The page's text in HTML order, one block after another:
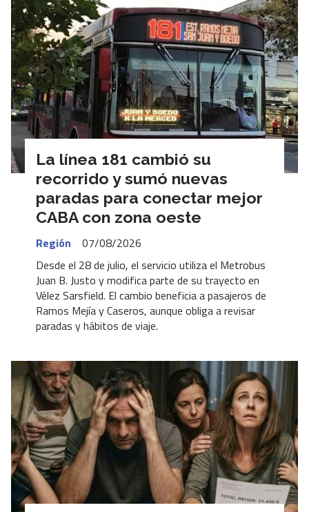
La línea 181 cambió su
recorrido y sumó nuevas
paradas para conectar mejor
CABA con zona oeste
Región
07/08/2026
Desde el 28 de julio, el servicio utiliza el Metrobus
Juan B. Justo y modifica parte de su trayecto en
Vélez Sarsfield. El cambio beneficia a pasajeros de
Ramos Mejía y Caseros, aunque obliga a revisar
paradas y hábitos de viaje.